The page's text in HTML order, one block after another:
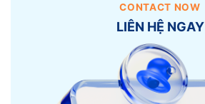
CONTACT NOW
LIÊN HỆ NGAY